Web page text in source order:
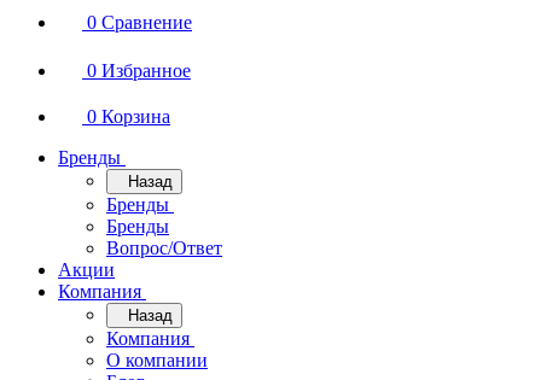
0 Сравнение
0 Избранное
0 Корзина
Бренды
Назад
Бренды
Бренды
Вопрос/Ответ
Акции
Компания
Назад
Компания
О компании